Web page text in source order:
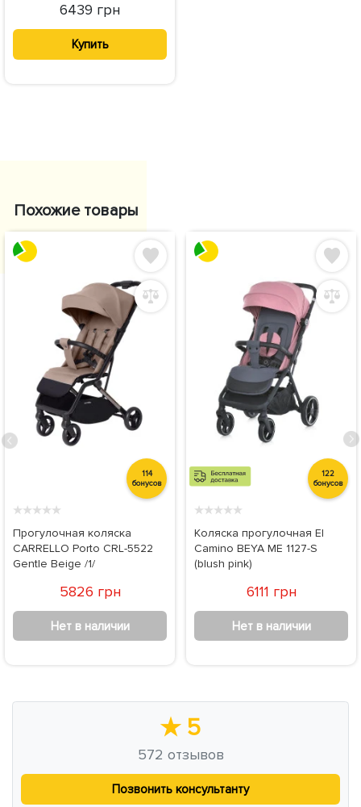
6439 грн
Купить
Похожие товары
114
бонусов
★★★★★
Прогулочная коляска
CARRELLO Porto CRL-5522
Gentle Beige /1/
5826 грн
Нет в наличии
122
бонусов
★★★★★
Коляска прогулочная El
Camino BEYA ME 1127-S
(blush pink)
6111 грн
Нет в наличии
★ 5
572 отзывов
Позвонить консультанту